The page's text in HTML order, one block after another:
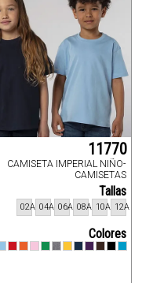
11770
CAMISETA IMPERIAL NIÑO-
CAMISETAS
Tallas
12A
10A
08A
06A
04A
02A
Colores